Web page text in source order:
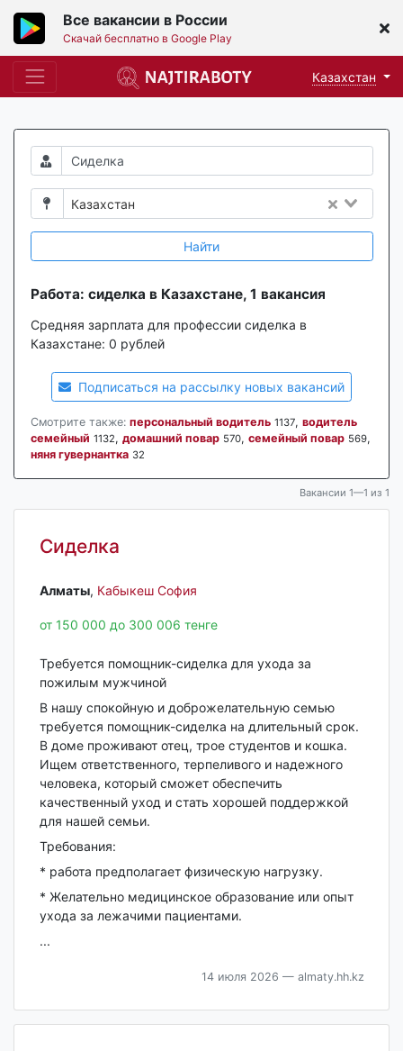
Все вакансии в России
Скачай бесплатно в Google Play
Казахстан
Казахстан
Найти
Работа: сиделка в Казахстане, 1 вакансия
Средняя зарплата для профессии сиделка в
Казахстане: 0 рублей
Подписаться на рассылку новых вакансий
Смотрите также: персональный водитель 1137, водитель
семейный 1132, домашний повар 570, семейный повар 569,
няня гувернантка 32
Вакансии 1—1 из 1
Сиделка
Алматы‎, Кабыкеш София
от 150 000 до 300 006 тенге
Требуется помощник-сиделка для ухода за
пожилым мужчиной
В нашу спокойную и доброжелательную семью
требуется помощник-сиделка на длительный срок.
В доме проживают отец, трое студентов и кошка.
Ищем ответственного, терпеливого и надежного
человека, который сможет обеспечить
качественный уход и стать хорошей поддержкой
для нашей семьи.
Требования:
* работа предполагает физическую нагрузку.
* Желательно медицинское образование или опыт
ухода за лежачими пациентами.
...
14 июля 2026 — almaty.hh.kz